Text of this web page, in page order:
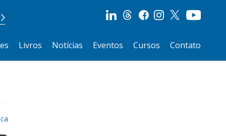
Livros Notícias Eventos Cursos Contato